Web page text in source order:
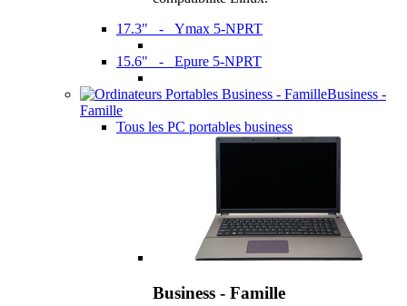
17.3" - Ymax 5-NPRT
15.6" - Epure 5-NPRT
Business -
Famille
Tous les PC portables business
Business - Famille